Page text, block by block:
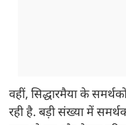
वहीं, सिद्धारमैया के
रही है. बड़ी संख्या में